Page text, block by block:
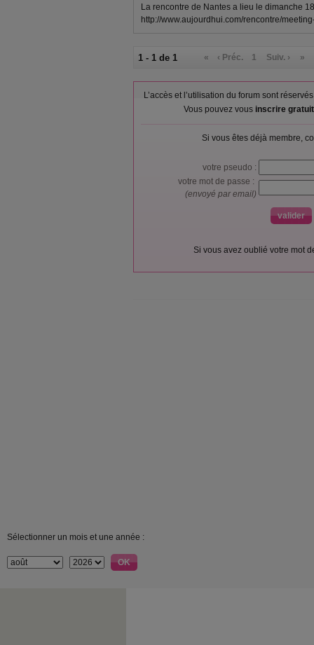
La rencontre de Nantes a lieu le dimanche
http://www.aujourdhui.com/rencontre/
1 - 1 de 1 « ‹ Préc. 1 Suiv. › »
L’accès et l’utilisation du forum sont
Vous pouvez vous inscrire
Si vous êtes déjà membre,
votre pseudo :
votre mot de passe :
(envoyé par email)
Si vous avez oublié votre mot
Sélectionner un mois et une année :